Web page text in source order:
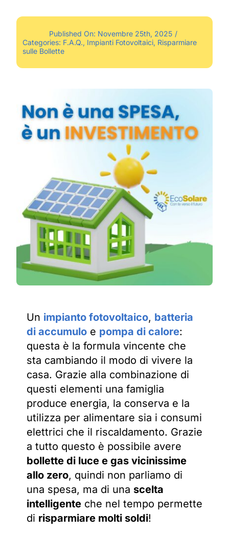
Published On: Novembre 25th, 2025 /
Categories: F.A.Q., Impianti Fotovoltaici, Risparmiare
sulle Bollette
Un impianto fotovoltaico, batteria
di accumuloe pompa di calore:
questa è la formula vincente che
sta cambiando il modo di vivere la
casa. Grazie alla combinazione di
questi elementi una famiglia
produce energia, la conserva e la
utilizza per alimentare sia i consumi
elettrici che il riscaldamento. Grazie
a tutto questo è possibile avere
bollette di luce e gas vicinissime
allo zero, quindi non parliamo di
una spesa, ma di una scelta
intelligenteche nel tempo permette
di risparmiare molti soldi!